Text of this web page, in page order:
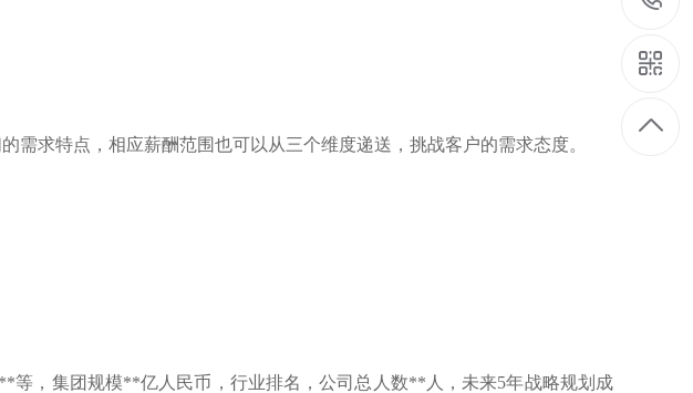
需求特点，相应薪酬范围也可以从三个维度递送，挑战客户的需求态度。
，集团规模**亿人民币，行业排名，公司总人数**人，未来5年战略规划成